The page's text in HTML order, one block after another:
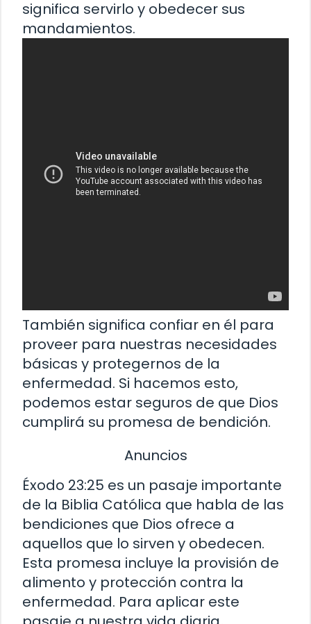
significa servirlo y obedecer sus
mandamientos.
También significa confiar en él para
proveer para nuestras necesidades
básicas y protegernos de la
enfermedad. Si hacemos esto,
podemos estar seguros de que Dios
cumplirá su promesa de bendición.
Anuncios
Éxodo 23:25 es un pasaje importante
de la Biblia Católica que habla de las
bendiciones que Dios ofrece a
aquellos que lo sirven y obedecen.
Esta promesa incluye la provisión de
alimento y protección contra la
enfermedad. Para aplicar este